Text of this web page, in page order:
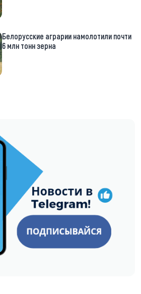
Белорусские аграрии намолотили почти
6 млн тонн зерна